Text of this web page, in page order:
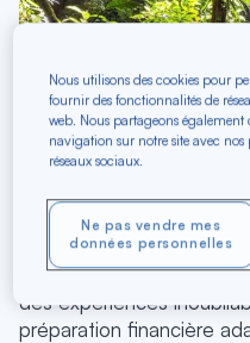
Planifier vos vacances
de bien anticiper les
exceptionnelle. Entre
fleuves majestueux et
unique au monde, cette
des expériences
préparation financière
Nous utilisons des cookies pour
fournir des fonctionnalités de
web. Nous partageons
navigation sur notre site avec
réseaux sociaux.
Ne pas vendre mes
données personnelles